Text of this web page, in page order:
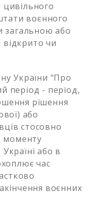
воєнного
загальною або
чи
України "Про
період - період,
рішення
або
стосовно
моменту
або в
час
воєнних